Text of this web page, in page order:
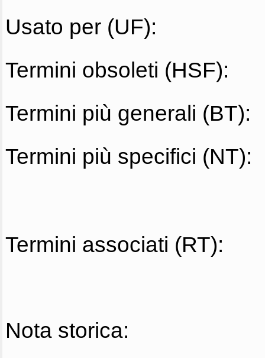
Usato per (UF):
Termini obsoleti (HSF):
Termini più generali (BT):
Termini più specifici (NT):
Termini associati (RT):
Nota storica: